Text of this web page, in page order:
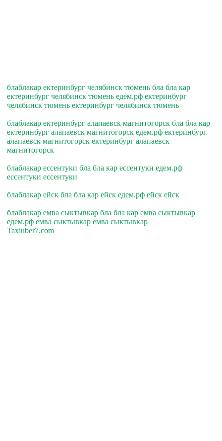
блаблакар ектеринбург челябинск тюмень бла бла кар
ектеринбург челябинск тюмень едем.рф ектеринбург
челябинск тюмень ектеринбург челябинск тюмень
блаблакар ектеринбург алапаевск магнитогорск бла бла кар
ектеринбург алапаевск магнитогорск едем.рф ектеринбург
алапаевск магнитогорск ектеринбург алапаевск
магнитогорск
блаблакар ессентуки бла бла кар ессентуки едем.рф
ессентуки ессентуки
блаблакар ейск бла бла кар ейск едем.рф ейск ейск
блаблакар емва сыктывкар бла бла кар емва сыктывкар
едем.рф емва сыктывкар емва сыктывкар
Taxiuber7.com